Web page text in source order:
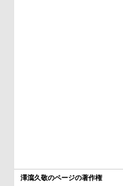
澤瀉久敬のページの著作権